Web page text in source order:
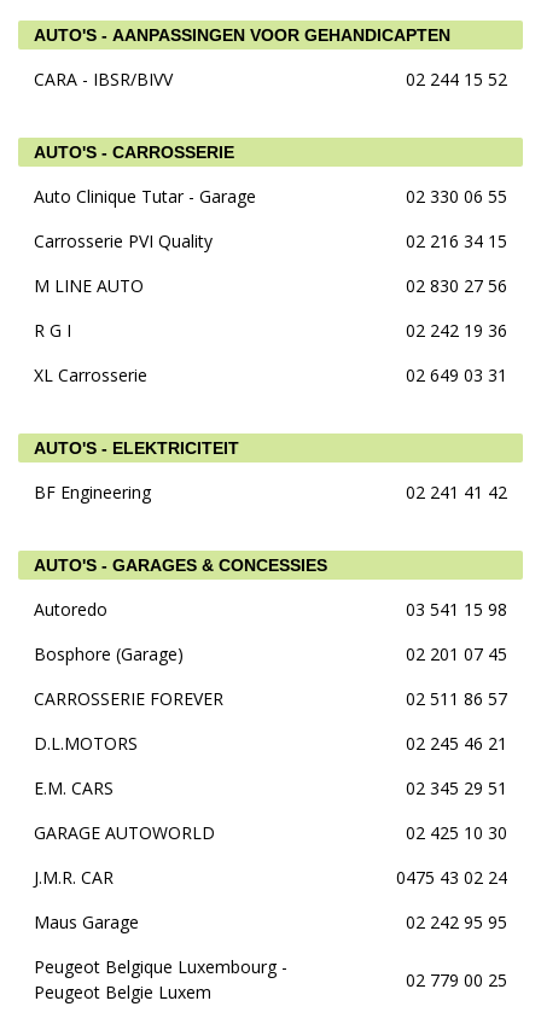
AUTO'S - AANPASSINGEN VOOR GEHANDICAPTEN
CARA - IBSR/BIVV 02 244 15 52
AUTO'S - CARROSSERIE
Auto Clinique Tutar - Garage
02 330 06 55
Carrosserie PVI Quality
02 216 34 15
M LINE AUTO
02 830 27 56
R G I
02 242 19 36
XL Carrosserie
02 649 03 31
AUTO'S - ELEKTRICITEIT
BF Engineering 02 241 41 42
AUTO'S - GARAGES & CONCESSIES
Autoredo
03 541 15 98
Bosphore (Garage)
02 201 07 45
CARROSSERIE FOREVER
02 511 86 57
D.L.MOTORS
02 245 46 21
E.M. CARS
02 345 29 51
GARAGE AUTOWORLD
02 425 10 30
J.M.R. CAR
0475 43 02 24
Maus Garage
02 242 95 95
Peugeot Belgique Luxembourg -
Peugeot Belgie Luxem
02 779 00 25